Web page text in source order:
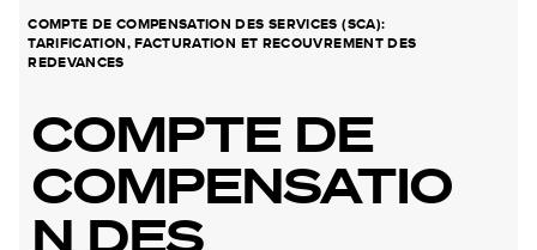
COMPTE DE COMPENSATION DES SERVICES (SCA):
TARIFICATION, FACTURATION ET RECOUVREMENT DES
REDEVANCES
COMPTE DE
COMPENSATIO
N DES